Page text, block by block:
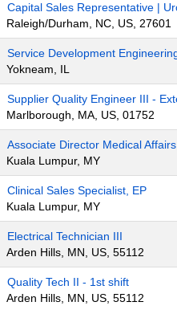
Capital Sales Representative |
Raleigh/Durham, NC, US, 27601
Service Development
Yokneam, IL
Supplier Quality Engineer III -
Marlborough, MA, US, 01752
Associate Director Medical
Kuala Lumpur, MY
Clinical Sales Specialist, EP
Kuala Lumpur, MY
Electrical Technician III
Arden Hills, MN, US, 55112
Quality Tech II - 1st shift
Arden Hills, MN, US, 55112